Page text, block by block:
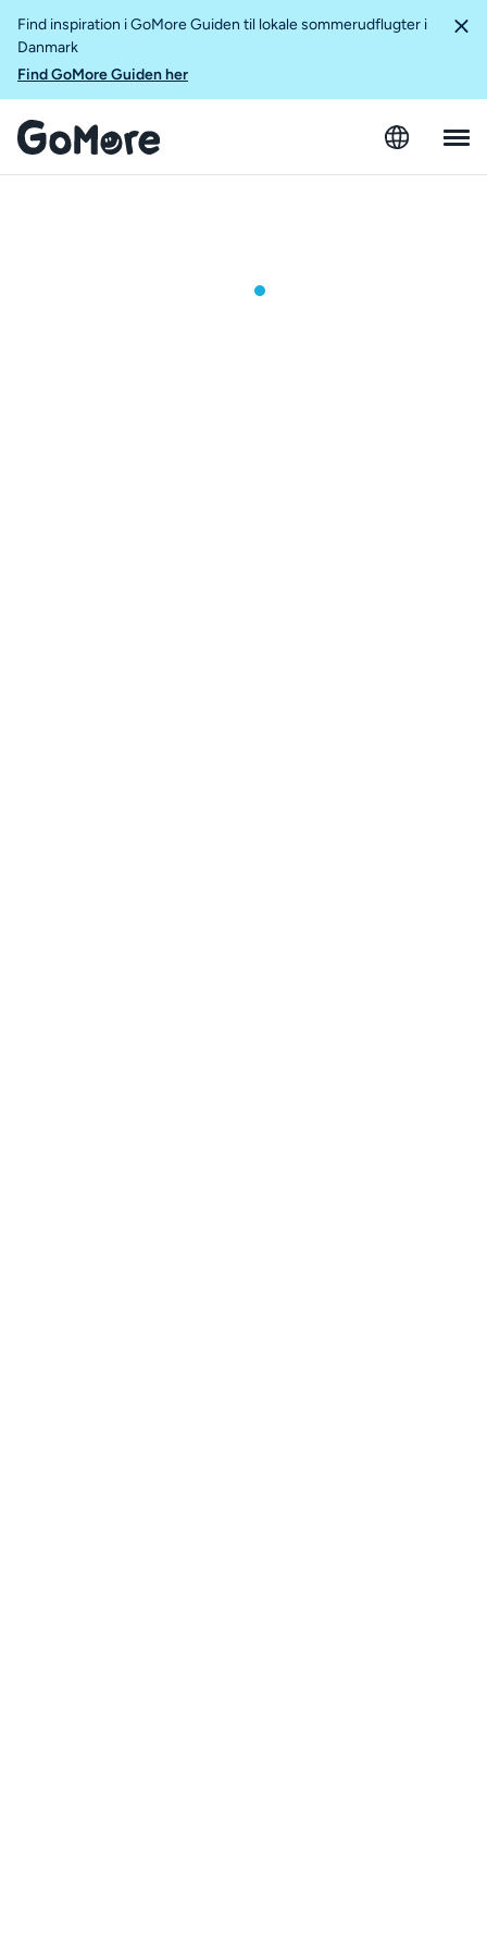
Find inspiration i GoMore Guiden til lokale sommerudflugter i
Danmark
Find GoMore Guiden her